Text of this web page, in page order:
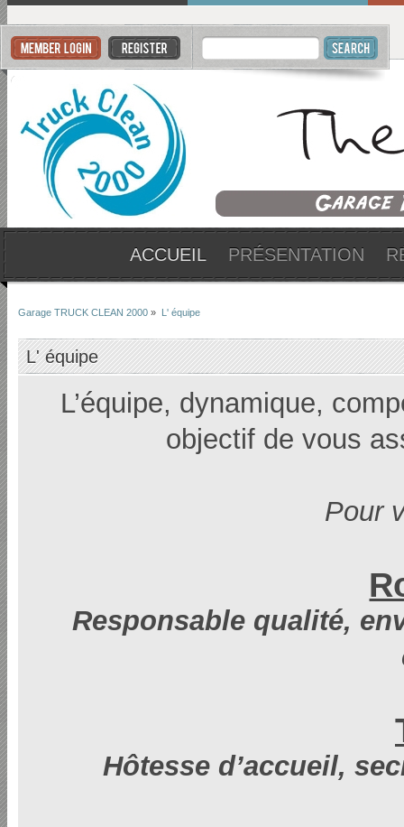
ACCUEIL PRÉSENTATION
Garage TRUCK CLEAN 2000 » L' équipe
L' équipe
L’équipe, dynamique,
objectif de vous
Pour
Responsable qualité,
Hôtesse d’accueil,